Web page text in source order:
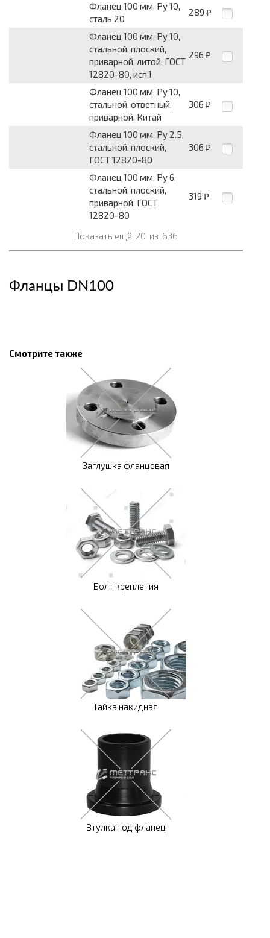
Фланец 100 мм, Pу 10,
сталь 20
289 ₽
Фланец 100 мм, Pу 10,
стальной, плоский,
приварной, литой, ГОСТ
12820-80, исп.1
296 ₽
Фланец 100 мм, Pу 10,
стальной, ответный,
приварной, Китай
306 ₽
Фланец 100 мм, Pу 2.5,
стальной, плоский,
ГОСТ 12820-80
306 ₽
Фланец 100 мм, Pу 6,
стальной, плоский,
приварной, ГОСТ
12820-80
319 ₽
Показать ещё 20 из 636
Фланцы DN100
Смотрите также
Заглушка фланцевая
Болт крепления
Гайка накидная
Втулка под фланец